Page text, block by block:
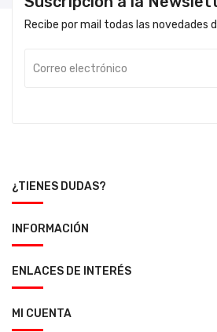
Recibe por mail todas las novedades
¿TIENES DUDAS?
INFORMACIÓN
ENLACES DE INTERÉS
MI CUENTA